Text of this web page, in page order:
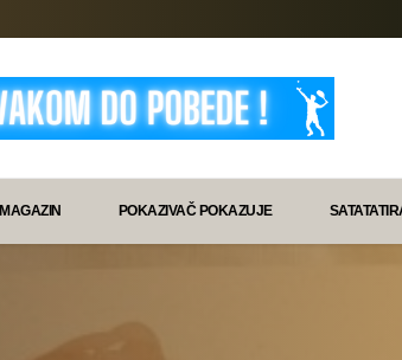
MAGAZIN POKAZIVAČ POKAZUJE